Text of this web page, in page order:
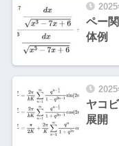
ペー
体例
ヤコ
展開